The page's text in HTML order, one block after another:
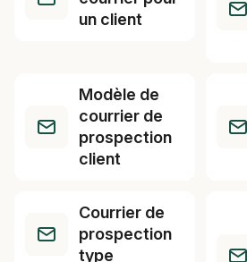
un client
Modèle de
courrier de
prospection
client
Courrier de
prospection
type